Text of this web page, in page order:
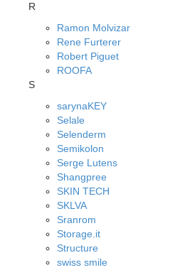
R
Ramon Molvizar
Rene Furterer
Robert Piguet
ROOFA
S
sarynaKEY
Selale
Selenderm
Semikolon
Serge Lutens
Shangpree
SKIN TECH
SKLVA
Sranrom
Storage.it
Structure
swiss smile